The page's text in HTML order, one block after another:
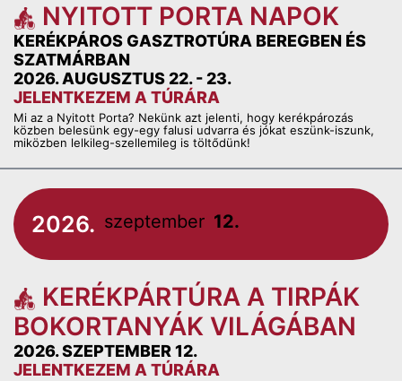
NYITOTT PORTA NAPOK
KERÉKPÁROS GASZTROTÚRA BEREGBEN ÉS
SZATMÁRBAN
2026. AUGUSZTUS 22. - 23.
JELENTKEZEM A TÚRÁRA
Mi az a Nyitott Porta? Nekünk azt jelenti, hogy kerékpározás
közben belesünk egy-egy falusi udvarra és jókat eszünk-iszunk,
miközben lelkileg-szellemileg is töltődünk!
2026. szeptember 12.
KERÉKPÁRTÚRA A TIRPÁK
BOKORTANYÁK VILÁGÁBAN
2026. SZEPTEMBER 12.
JELENTKEZEM A TÚRÁRA